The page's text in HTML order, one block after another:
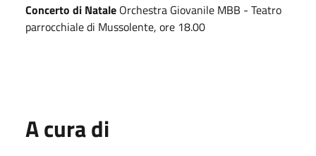
Concerto di Natale Orchestra Giovanile MBB - Teatro
parrocchiale di Mussolente, ore 18.00
A cura di